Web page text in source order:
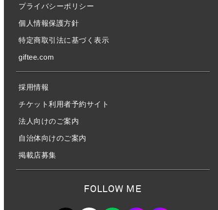
プライバシーポリシー
個人情報保護方針
特定商取引法に基づく表示
giftee.com
採用情報
チケット利用者予約サイト
法人向けのご案内
自治体向けのご案内
掲載店募集
FOLLOW ME